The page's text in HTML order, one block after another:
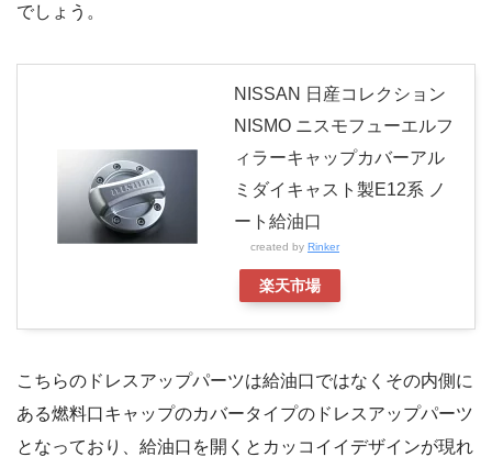
でしょう。
NISSAN 日産コレクション
NISMO ニスモフューエルフ
ィラーキャップカバーアル
ミダイキャスト製E12系 ノ
ート給油口
created by Rinker
楽天市場
こちらのドレスアップパーツは給油口ではなくその内側に
ある燃料口キャップのカバータイプのドレスアップパーツ
となっており、給油口を開くとカッコイイデザインが現れ